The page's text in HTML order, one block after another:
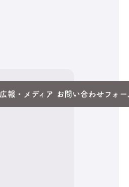
広報・メディア お問い合わせフォー